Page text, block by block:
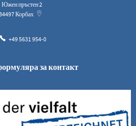
Южен пръстен 2
Корбах
+49 5631 954-0
за контакт